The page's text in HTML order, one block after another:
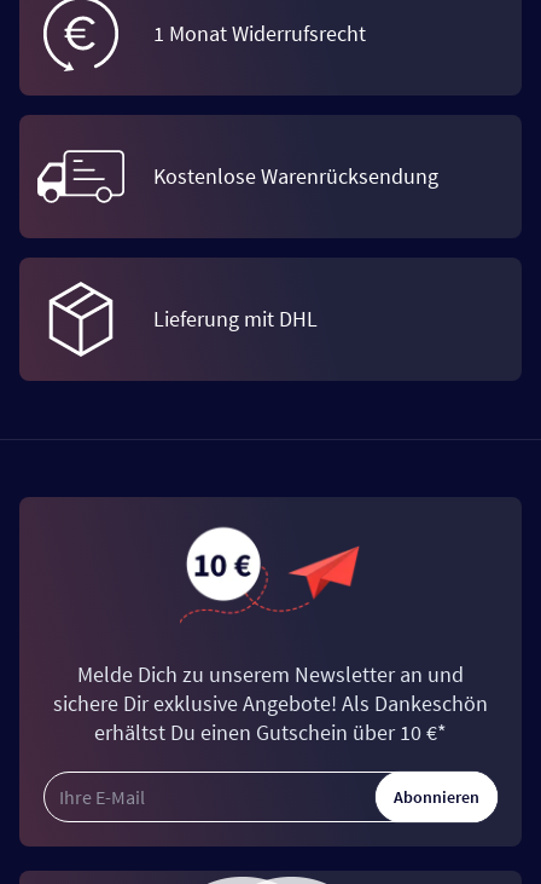
1 Monat Widerrufsrecht
Kostenlose Warenrücksendung
Lieferung mit DHL
Melde Dich zu unserem Newsletter an und
sichere Dir exklusive Angebote! Als Dankeschön
erhältst Du einen Gutschein über 10 €*
Abonnieren